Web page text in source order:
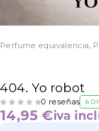
Perfume equivalencia,
404. Yo robot
0 reseñas 6
14,95€iva